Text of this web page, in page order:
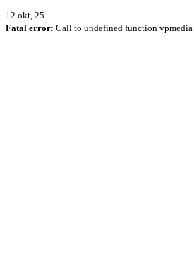
12 okt, 25
Fatal error: Call to undefined function